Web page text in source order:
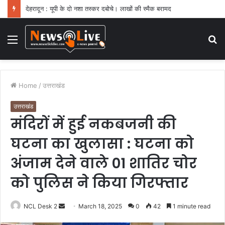
देहरादून : यूपी के दो नशा तस्कर दबोचे। लाखों की स्मैक बरामद
Menu
Home / उत्तराखंड
उत्तराखंड
मंदिरों में हुई नकबजनी की
घटना का खुलासा : घटना को
अंजाम देने वाले 01 शातिर चोर
को पुलिस ने किया गिरफ्तार
NCL Desk 2 March 18, 2025 0 42 1 minute read